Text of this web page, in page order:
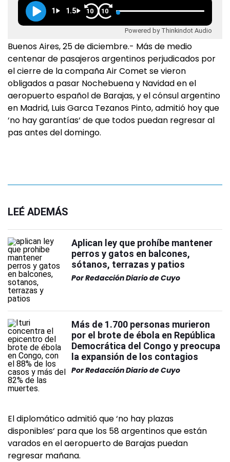
1 1.5 10 10
Powered by Thinkindot Audio
Buenos Aires, 25 de diciembre.- Más de medio
centenar de pasajeros argentinos perjudicados por
el cierre de la compaña Air Comet se vieron
obligados a pasar Nochebuena y Navidad en el
aeropuerto español de Barajas, y el cónsul argentino
en Madrid, Luis Garca Tezanos Pinto, admitió hoy que
‘no hay garantías‘ de que todos puedan regresar al
pas antes del domingo.
LEÉ ADEMÁS
Aplican ley que prohíbe mantener
perros y gatos en balcones,
sótanos, terrazas y patios
PorRedacción Diario de Cuyo
Más de 1.700 personas murieron
por el brote de ébola en República
Democrática del Congo y preocupa
la expansión de los contagios
PorRedacción Diario de Cuyo
El diplomático admitió que ‘no hay plazas
disponibles‘ para que los 58 argentinos que están
varados en el aeropuerto de Barajas puedan
regresar mañana.